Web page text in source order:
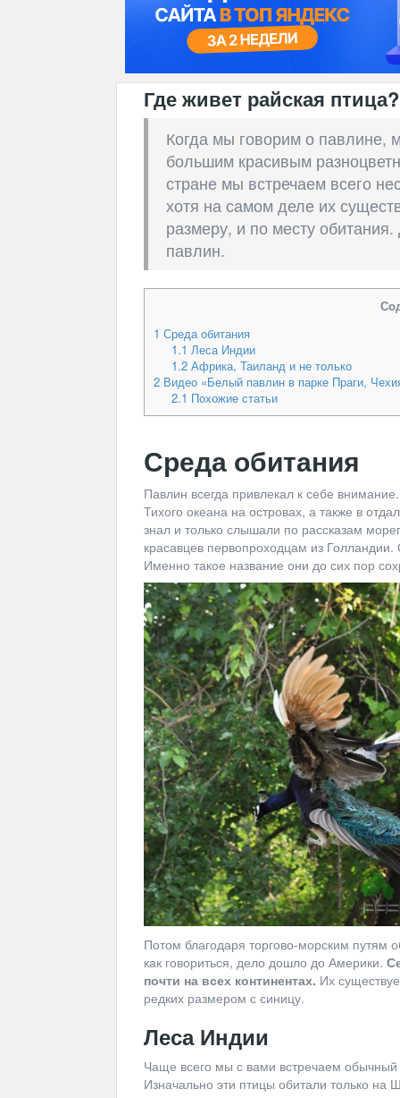
Где живет райская птица?
Когда мы говорим о павлине,
большим красивым
стране мы встречаем всего
хотя на самом деле их
размеру, и по месту
павлин.
1 Среда обитания
1.1 Леса Индии
1.2Африка, Таиланд и не только
2 Видео «Белый павлин в парке Праги,
2.1 Похожие статьи
Среда обитания
Павлин всегда привлекал к себе
Тихого океана на островах, а также в
знал и только слышали по рассказам
красавцев первопроходцам из
Именно такое название они до сих пор
Потом благодаря торгово-морским путям
как говориться, дело дошло до Америки.
почти на всех континентах. Их
редких размером с синицу.
Леса Индии
Чаще всего мы с вами встречаем
Изначально эти птицы обитали только на